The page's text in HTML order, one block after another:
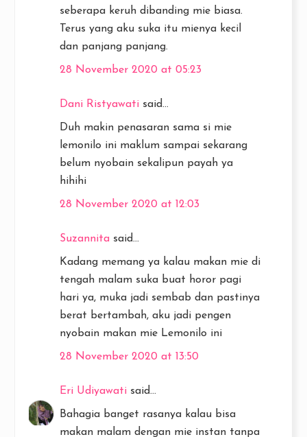
seberapa keruh dibanding mie biasa.
Terus yang aku suka itu mienya kecil
dan panjang panjang.
28 November 2020 at 05:23
Dani Ristyawati said...
Duh makin penasaran sama si mie
lemonilo ini maklum sampai sekarang
belum nyobain sekalipun payah ya
hihihi
28 November 2020 at 12:03
Suzannita said...
Kadang memang ya kalau makan mie di
tengah malam suka buat horor pagi
hari ya, muka jadi sembab dan pastinya
berat bertambah, aku jadi pengen
nyobain makan mie Lemonilo ini
28 November 2020 at 13:50
Eri Udiyawati said...
Bahagia banget rasanya kalau bisa
makan malam dengan mie instan tanpa